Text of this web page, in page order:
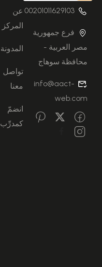
00201011629103
فرع جمهورية
مصر العربية -
محافظة سوهاج
info@aact-
web.com
عن
المركز
المدونة
تواصل
معنا
انضمّ
كمدرِّب